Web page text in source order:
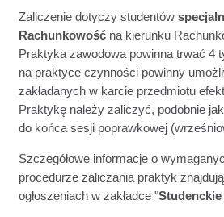
Zaliczenie dotyczy studentów
Rachunkowość na kierunku
Praktyka zawodowa powinna trwać 4
na praktyce czynności powinny
zakładanych w karcie przedmiotu
Praktykę należy zaliczyć, podobnie
do końca sesji poprawkowej
Szczegółowe informacje o
procedurze zaliczania praktyk
ogłoszeniach w zakładce "